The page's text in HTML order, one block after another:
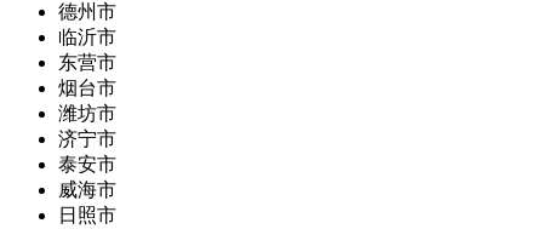
德州市
临沂市
东营市
烟台市
潍坊市
济宁市
泰安市
威海市
日照市